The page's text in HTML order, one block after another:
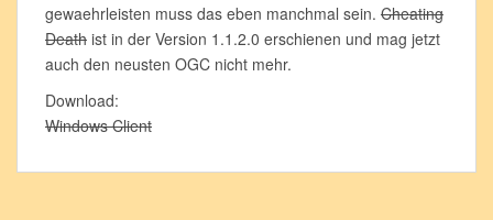
gewaehrleisten muss das eben manchmal sein. Cheating
Death ist in der Version 1.1.2.0 erschienen und mag jetzt
auch den neusten OGC nicht mehr.
Download:
Windows Client